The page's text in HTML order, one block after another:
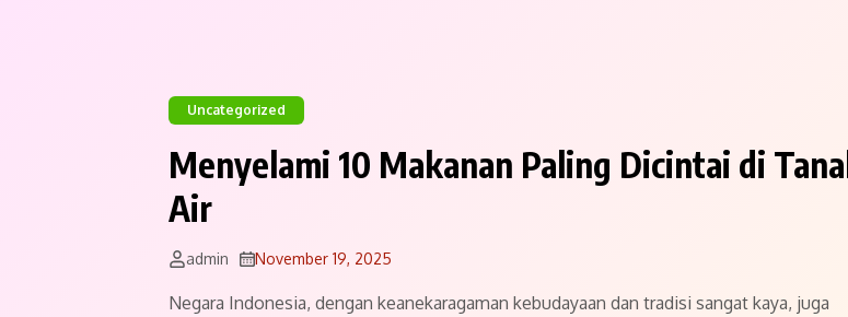
Uncategorized
Menyelami 10 Makanan Paling Dicintai di
Air
admin November 19, 2025
Negara Indonesia, dengan keanekaragaman kebudayaan dan tradisi sangat kaya, juga